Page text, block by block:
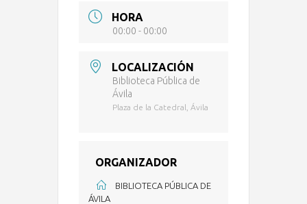
HORA
00:00 - 00:00
LOCALIZACIÓN
Biblioteca Pública de
Ávila
Plaza de la Catedral, Ávila
ORGANIZADOR
BIBLIOTECA PÚBLICA DE
ÁVILA